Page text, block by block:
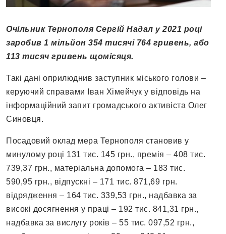
Очільник Тернополя Сергій Надал у 2021 році
заробив 1 мільйон 354 тисячі 764 гривень, або
113 тисяч гривень щомісяця.
Такі дані оприлюднив заступник міського голови –
керуючий справами Іван Хімейчук у відповідь на
інформаційний запит громадського активіста Олег
Синовця.
Посадовий оклад мера Тернополя становив у
минулому році 131 тис. 145 грн., премія – 408 тис.
739,37 грн., матеріальна допомога – 183 тис.
590,95 грн., відпускні – 171 тис. 871,69 грн.
відрядження – 164 тис. 339,53 грн., надбавка за
високі досягнення у праці – 192 тис. 841,31 грн.,
надбавка за вислугу років – 55 тис. 097,52 грн.,